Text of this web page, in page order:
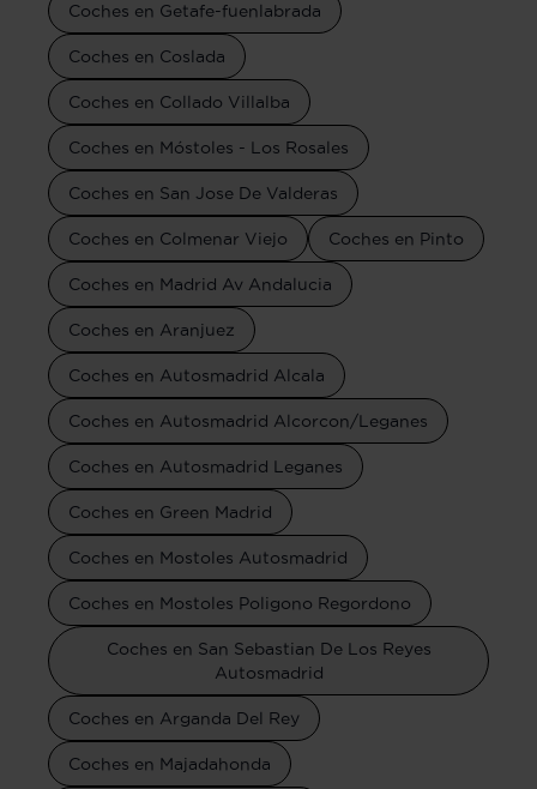
Coches en Getafe-fuenlabrada
Coches en Coslada
Coches en Collado Villalba
Coches en Móstoles - Los Rosales
Coches en San Jose De Valderas
Coches en Colmenar Viejo Coches en Pinto
Coches en Madrid Av Andalucia
Coches en Aranjuez
Coches en Autosmadrid Alcala
Coches en Autosmadrid Alcorcon/Leganes
Coches en Autosmadrid Leganes
Coches en Green Madrid
Coches en Mostoles Autosmadrid
Coches en Mostoles Poligono Regordono
Coches en San Sebastian De Los Reyes
Autosmadrid
Coches en Arganda Del Rey
Coches en Majadahonda